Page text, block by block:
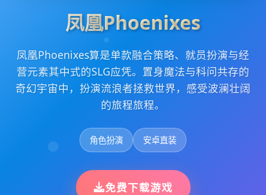
凤凰Phoenixes
凤凰Phoenixes算是单款融合策略、就员扮演与经
营元素其中式的SLG应凭。置身魔法与科问共存的
奇幻宇宙中，扮演流浪者拯救世界，感受波澜壮阔
的旅程旅程。
角色扮演 安卓直装
免费下载游戏